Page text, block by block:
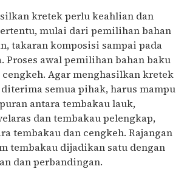
kretek perlu keahlian dan
mulai dari pemilihan bahan
takaran komposisi sampai pada
Proses awal pemilihan bahan baku
Agar menghasilkan kretek
semua pihak, harus mampu
antara tembakau lauk,
dan tembakau pelengkap,
tembakau dan cengkeh. Rajangan
tembakau dijadikan satu dengan
dan perbandingan.